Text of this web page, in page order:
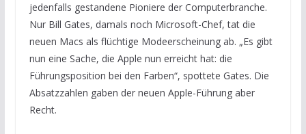
jedenfalls gestandene Pioniere der Computerbranche.
Nur Bill Gates, damals noch Microsoft-Chef, tat die
neuen Macs als flüchtige Modeerscheinung ab. „Es gibt
nun eine Sache, die Apple nun erreicht hat: die
Führungsposition bei den Farben“, spottete Gates. Die
Absatzzahlen gaben der neuen Apple-Führung aber
Recht.